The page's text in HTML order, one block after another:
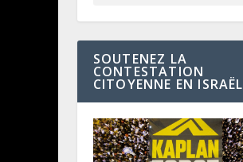
SOUTENEZ LA
CONTESTATION
CITOYENNE EN ISRAËL